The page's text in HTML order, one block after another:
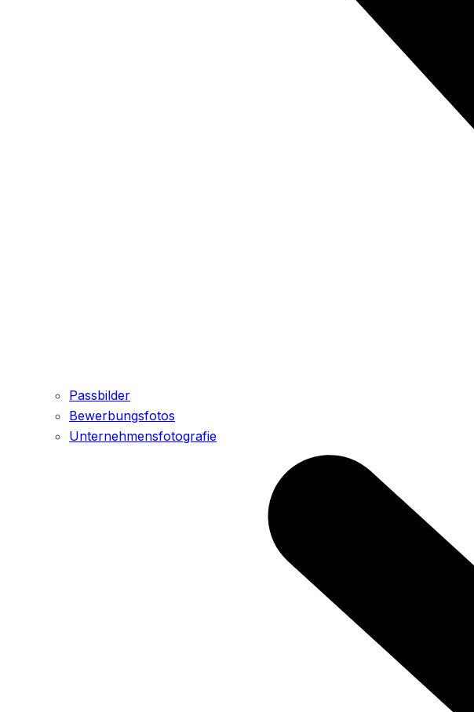
Passbilder
Bewerbungsfotos
Unternehmensfotografie